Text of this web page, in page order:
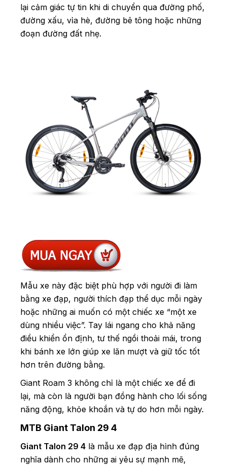
lại cảm giác tự tin khi di chuyển qua đường phố,
đường xấu, vỉa hè, đường bê tông hoặc những
đoạn đường đất nhẹ.
Mẫu xe này đặc biệt phù hợp với người đi làm
bằng xe đạp, người thích đạp thể dục mỗi ngày
hoặc những ai muốn có một chiếc xe “một xe
dùng nhiều việc”. Tay lái ngang cho khả năng
điều khiển ổn định, tư thế ngồi thoải mái, trong
khi bánh xe lớn giúp xe lăn mượt và giữ tốc tốt
hơn trên đường bằng.
Giant Roam 3 không chỉ là một chiếc xe để đi
lại, mà còn là người bạn đồng hành cho lối sống
năng động, khỏe khoắn và tự do hơn mỗi ngày.
MTB Giant Talon 29 4
Giant Talon 29 4 là mẫu xe đạp địa hình đúng
nghĩa dành cho những ai yêu sự mạnh mẽ,